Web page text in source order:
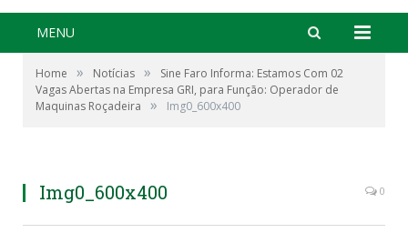
MENU
Home » Notícias »
Sine Faro Informa: Estamos Com 02
Vagas Abertas na Empresa GRI, para Função: Operador de
Maquinas Roçadeira
» Img0_600x400
Img0_600x400 0